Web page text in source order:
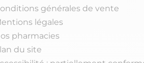
générales de vente
légales
pharmacies
du site